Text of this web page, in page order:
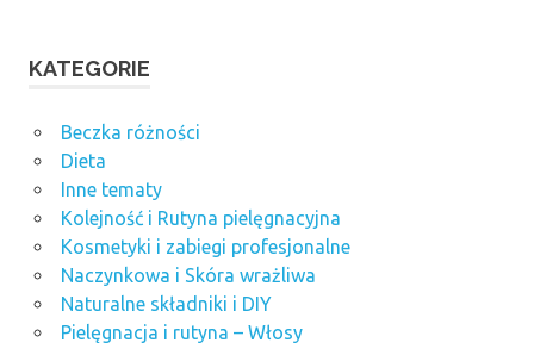
KATEGORIE
Beczka różności
Dieta
Inne tematy
Kolejność i Rutyna pielęgnacyjna
Kosmetyki i zabiegi profesjonalne
Naczynkowa i Skóra wrażliwa
Naturalne składniki i DIY
Pielęgnacja i rutyna – Włosy